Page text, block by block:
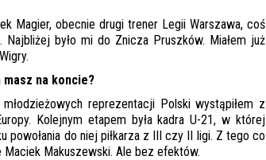
Magier, obecnie drugi trener Legii Warszawa, coś
było mi do Znicza Pruszków. Miałem już
masz na koncie?
reprezentacji Polski wystąpiłem z
Kolejnym etapem była kadra U-21, w której
powołania do niej piłkarza z III czy II ligi. Z tego co
Maciek Makuszewski. Ale bez efektów.